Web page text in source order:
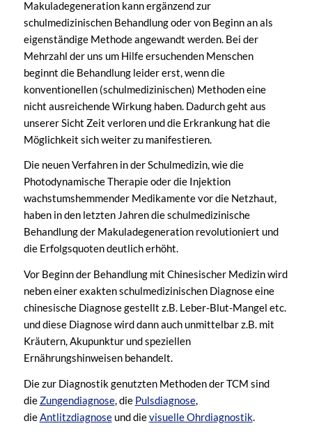
Makuladegeneration kann ergänzend zur
schulmedizinischen Behandlung oder von Beginn an als
eigenständige Methode angewandt werden. Bei der
Mehrzahl der uns um Hilfe ersuchenden Menschen
beginnt die Behandlung leider erst, wenn die
konventionellen (schulmedizinischen) Methoden eine
nicht ausreichende Wirkung haben. Dadurch geht aus
unserer Sicht Zeit verloren und die Erkrankung hat die
Möglichkeit sich weiter zu manifestieren.
Die neuen Verfahren in der Schulmedizin, wie die
Photodynamische Therapie oder die Injektion
wachstumshemmender Medikamente vor die Netzhaut,
haben in den letzten Jahren die schulmedizinische
Behandlung der Makuladegeneration revolutioniert und
die Erfolgsquoten deutlich erhöht.
Vor Beginn der Behandlung mit Chinesischer Medizin wird
neben einer exakten schulmedizinischen Diagnose eine
chinesische Diagnose gestellt z.B. Leber-Blut-Mangel etc.
und diese Diagnose wird dann auch unmittelbar z.B. mit
Kräutern, Akupunktur und speziellen
Ernährungshinweisen behandelt.
Die zur Diagnostik genutzten Methoden der TCM sind
die Zungendiagnose, die Pulsdiagnose,
dieAntlitzdiagnoseund dievisuelle Ohrdiagnostik.